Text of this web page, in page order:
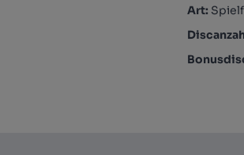
Art: